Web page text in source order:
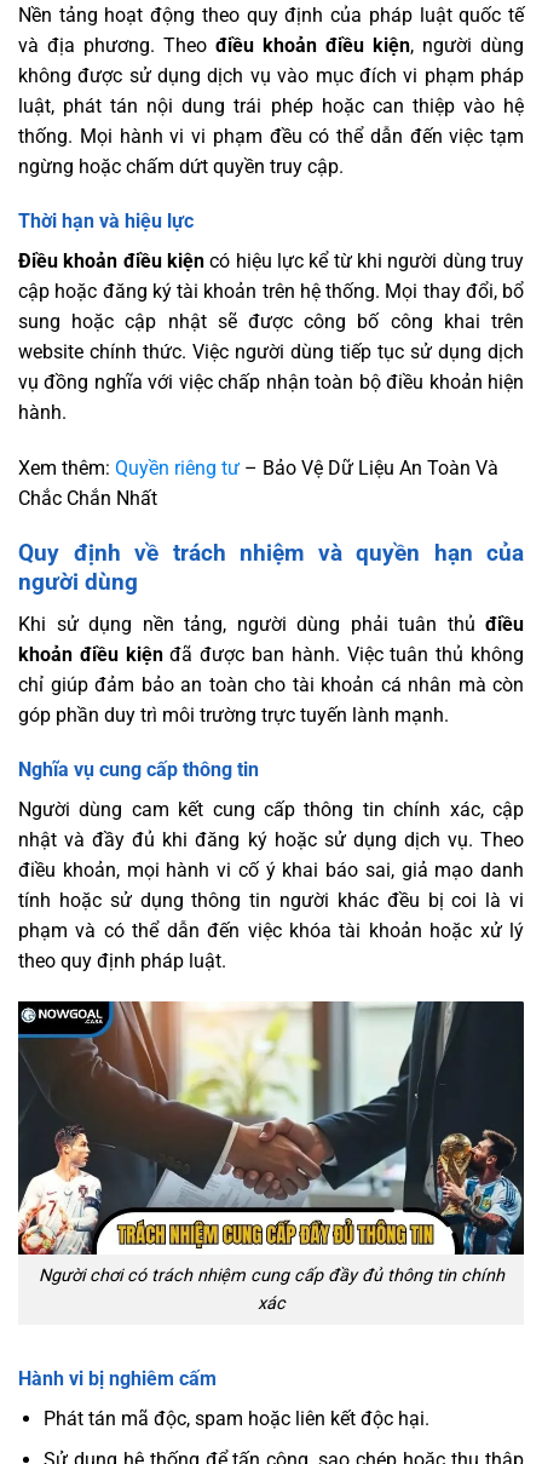
Nền tảng hoạt động theo quy định của pháp luật quốc tế
và địa phương. Theo điều khoản điều kiện, người dùng
không được sử dụng dịch vụ vào mục đích vi phạm pháp
luật, phát tán nội dung trái phép hoặc can thiệp vào hệ
thống. Mọi hành vi vi phạm đều có thể dẫn đến việc tạm
ngừng hoặc chấm dứt quyền truy cập.
Thời hạn và hiệu lực
Điều khoản điều kiện có hiệu lực kể từ khi người dùng truy
cập hoặc đăng ký tài khoản trên hệ thống. Mọi thay đổi, bổ
sung hoặc cập nhật sẽ được công bố công khai trên
website chính thức. Việc người dùng tiếp tục sử dụng dịch
vụ đồng nghĩa với việc chấp nhận toàn bộ điều khoản hiện
hành.
Xem thêm: Quyền riêng tư – Bảo Vệ Dữ Liệu An Toàn Và
Chắc Chắn Nhất
Quy định về trách nhiệm và quyền hạn của
người dùng
Khi sử dụng nền tảng, người dùng phải tuân thủ điều
khoản điều kiệnđã được ban hành. Việc tuân thủ không
chỉ giúp đảm bảo an toàn cho tài khoản cá nhân mà còn
góp phần duy trì môi trường trực tuyến lành mạnh.
Nghĩa vụ cung cấp thông tin
Người dùng cam kết cung cấp thông tin chính xác, cập
nhật và đầy đủ khi đăng ký hoặc sử dụng dịch vụ. Theo
điều khoản, mọi hành vi cố ý khai báo sai, giả mạo danh
tính hoặc sử dụng thông tin người khác đều bị coi là vi
phạm và có thể dẫn đến việc khóa tài khoản hoặc xử lý
theo quy định pháp luật.
Người chơi có trách nhiệm cung cấp đầy đủ thông tin chính
xác
Hành vi bị nghiêm cấm
Phát tán mã độc, spam hoặc liên kết độc hại.